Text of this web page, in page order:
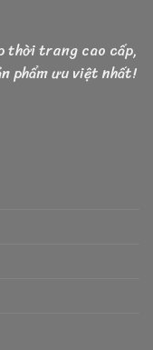
trang cao cấp,
phẩm ưu việt nhất!